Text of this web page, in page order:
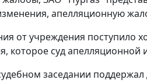
апелляционную
от учреждения
которое суд
заседании